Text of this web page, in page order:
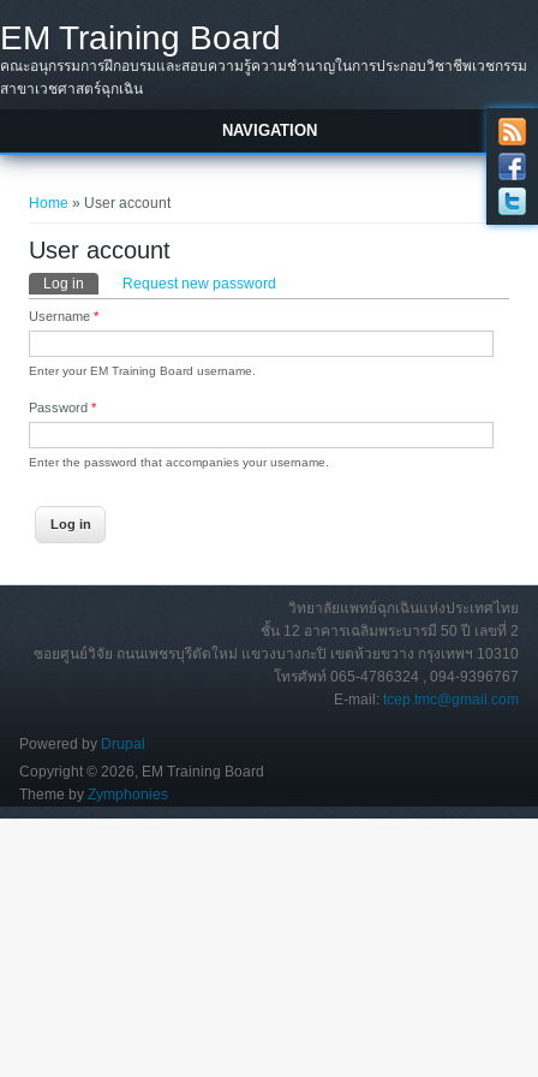
EM Training Board
คณะอนุกรรมการฝึกอบรมและสอบความรู้ความชำนาญในการประกอบวิชาชีพเวชกรรม
สาขาเวชศาสตร์ฉุกเฉิน
NAVIGATION
Home » User account
User account
Primary tabs
Log in (active tab)Request new password
Username*
Enter your EM Training Board username.
Password*
Enter the password that accompanies your username.
วิทยาลัยแพทย์ฉุกเฉินแห่งประเทศไทย
ชั้น 12 อาคารเฉลิมพระบารมี 50 ปี เลขที่ 2
ซอยศูนย์วิจัย ถนนเพชรบุรีตัดใหม่ แขวงบางกะปิ เขตห้วยขวาง กรุงเทพฯ 10310
โทรศัพท์ 065-4786324 , 094-9396767
E-mail:tcep.tmc@gmail.com
Powered by Drupal
Copyright © 2026, EM Training Board
Theme by Zymphonies